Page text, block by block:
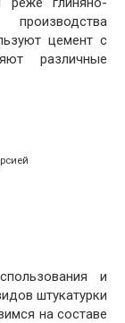
цемент с
различные
и
штукатурки
на составе